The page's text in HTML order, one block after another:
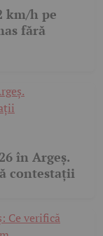
km/h pe
fără
în Argeș.
contestații